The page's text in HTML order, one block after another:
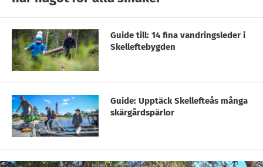
Guide till: 14 fina vandringsleder i
Skelleftebygden
Guide: Upptäck Skellefteås många
skärgårdspärlor